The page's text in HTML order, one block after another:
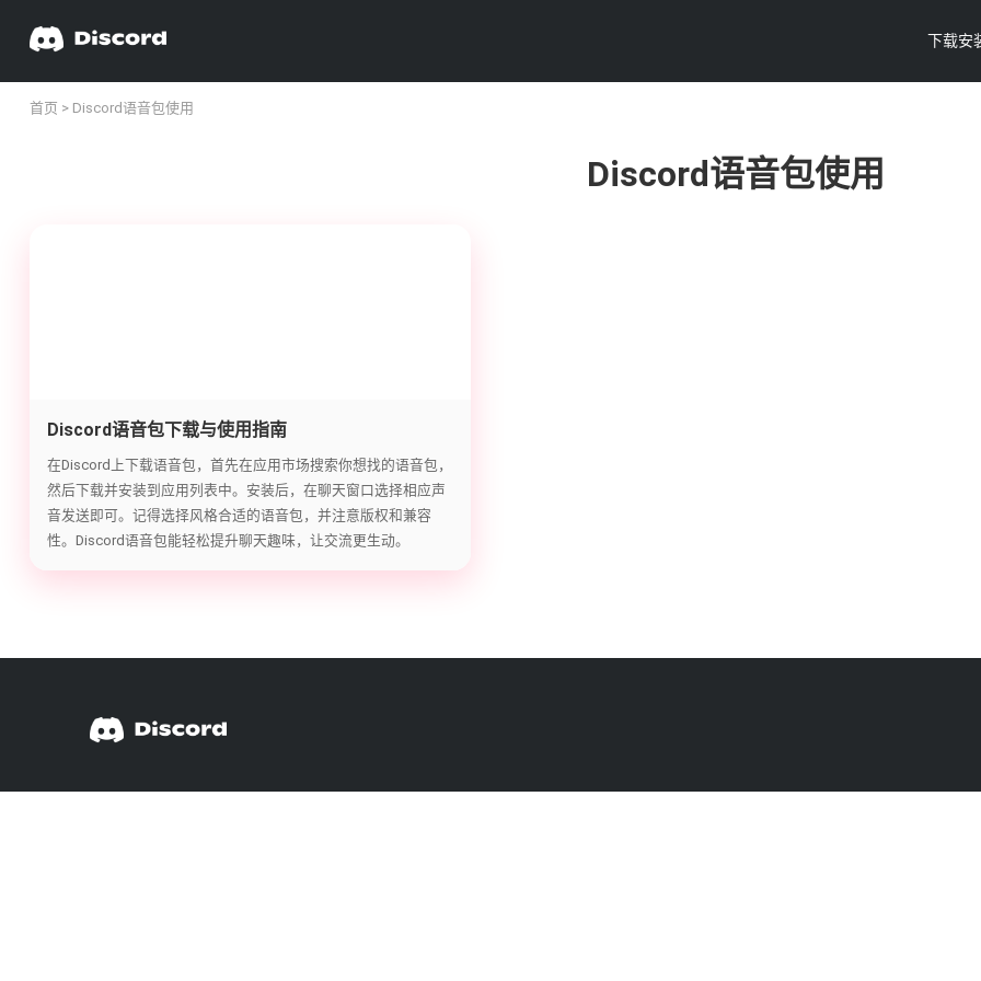
下载安
首页 > Discord语音包使用
Discord语音包使用
Discord语音包下载与使用指南
在Discord上下载语音包，首先在应用市场搜索你想找的语音包，
然后下载并安装到应用列表中。安装后，在聊天窗口选择相应声
音发送即可。记得选择风格合适的语音包，并注意版权和兼容
性。Discord语音包能轻松提升聊天趣味，让交流更生动。